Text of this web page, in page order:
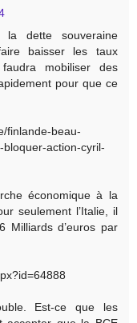
dette souveraine
baisser les taux
mobiliser des
pour que ce
finlande-beau-
action-cyril-
économique à la
seulement l’Italie, il
Milliards d’euros par
Est-ce que les